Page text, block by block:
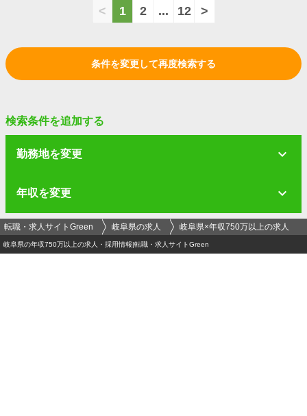
< 1 2 ... 12 >
条件を変更して再度検索する
検索条件を追加する
勤務地を変更
年収を変更
転職・求人サイトGreen 岐阜県の求人 岐阜県×年収750万以上の求人
岐阜県の年収750万以上の求人・採用情報|転職・求人サイトGreen